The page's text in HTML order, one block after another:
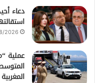
دعاء
2026
المغربية